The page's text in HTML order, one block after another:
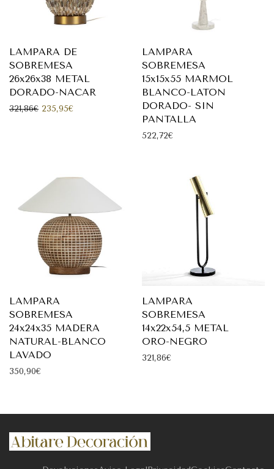
LAMPARA DE
SOBREMESA
26x26x38 METAL
DORADO-NACAR
321,86€ El precio original era: 321,86€.
235,95€El precio actual es: 235,95€.
LAMPARA
SOBREMESA
15x15x55 MARMOL
BLANCO-LATON
DORADO- SIN
PANTALLA
522,72€
LAMPARA
SOBREMESA
24x24x35 MADERA
NATURAL-BLANCO
LAVADO
350,90€
LAMPARA
SOBREMESA
14x22x54,5 METAL
ORO-NEGRO
321,86€